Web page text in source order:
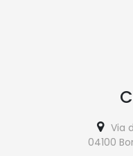
Via
04100